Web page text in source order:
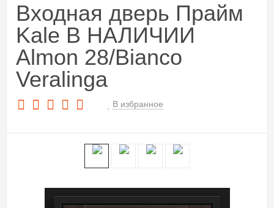
Входная дверь Прайм
Kale В НАЛИЧИИ
Almon 28/Bianco
Veralinga
В избранное